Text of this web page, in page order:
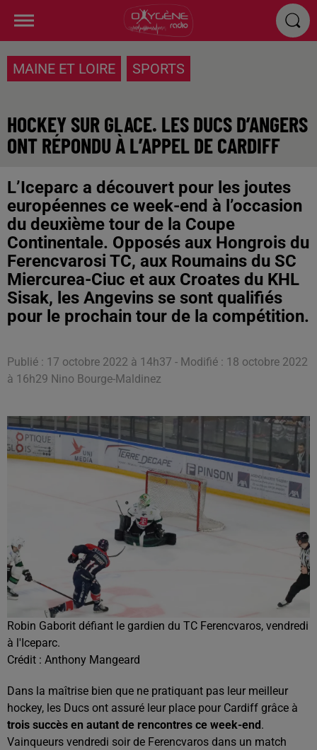
MAINE ET LOIRE SPORTS
HOCKEY SUR GLACE. LES DUCS D’ANGERS
ONT RÉPONDU À L’APPEL DE CARDIFF
L’Iceparc a découvert pour les joutes
européennes ce week-end à l’occasion
du deuxième tour de la Coupe
Continentale. Opposés aux Hongrois du
Ferencvarosi TC, aux Roumains du SC
Miercurea-Ciuc et aux Croates du KHL
Sisak, les Angevins se sont qualifiés
pour le prochain tour de la compétition.
Publié : 17 octobre 2022 à 14h37 - Modifié : 18 octobre 2022
à 16h29 Nino Bourge-Maldinez
Robin Gaborit défiant le gardien du TC Ferencvaros, vendredi
à l'Iceparc.
Crédit : Anthony Mangeard
Dans la maîtrise bien que ne pratiquant pas leur meilleur
hockey, les Ducs ont assuré leur place pour Cardiff grâce à
trois succès en autant de rencontres ce week-end .
Vainqueurs vendredi soir de Ferencvaros dans un match